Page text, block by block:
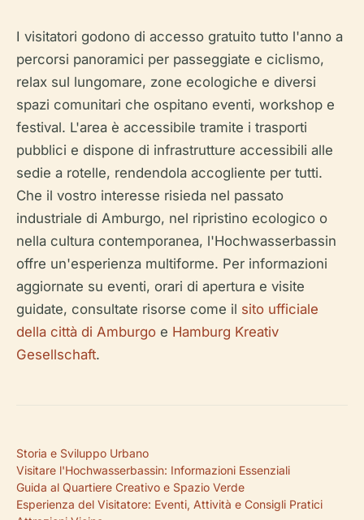
I visitatori godono di accesso gratuito tutto l'anno a
percorsi panoramici per passeggiate e ciclismo,
relax sul lungomare, zone ecologiche e diversi
spazi comunitari che ospitano eventi, workshop e
festival. L'area è accessibile tramite i trasporti
pubblici e dispone di infrastrutture accessibili alle
sedie a rotelle, rendendola accogliente per tutti.
Che il vostro interesse risieda nel passato
industriale di Amburgo, nel ripristino ecologico o
nella cultura contemporanea, l'Hochwasserbassin
offre un'esperienza multiforme. Per informazioni
aggiornate su eventi, orari di apertura e visite
guidate, consultate risorse come il sito ufficiale
della città di Amburgo e Hamburg Kreativ
Gesellschaft.
Storia e Sviluppo Urbano
Visitare l'Hochwasserbassin: Informazioni Essenziali
Guida al Quartiere Creativo e Spazio Verde
Esperienza del Visitatore: Eventi, Attività e Consigli Pratici